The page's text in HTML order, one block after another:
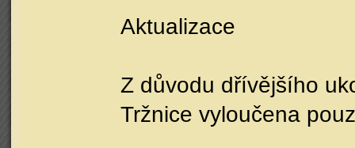
Aktualizace
Z důvodu dřívějšího
Tržnice vyloučena